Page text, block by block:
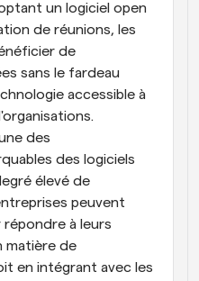
un logiciel open
de réunions, les
de
sans le fardeau
accessible à
des
des logiciels
élevé de
peuvent
à leurs
matière de
en intégrant avec les